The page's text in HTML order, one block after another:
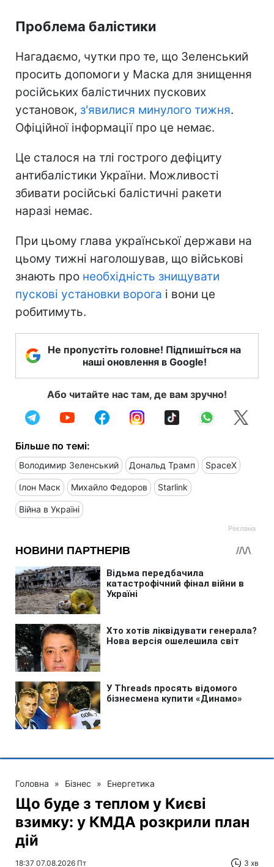
Проблема балістики
Нагадаємо, чутки про те, що Зеленський
просить допомоги у Маска для знищення
російських балістичних пускових
установок, з'явилися минулого тижня.
Офіційної інформації про це немає.
Це сталося на тлі гострого дефіциту
антибалістики України. Можливості
збивати російські балістичні ракети
наразі немає.
При цьому глава української держави на
цьому тижні наголошував, що військові
знають про необхідність знищувати
пускові установки ворога і вони це
робитимуть.
Не пропустіть головне! Підпишіться на
наші оновлення в Google!
Або читайте нас там, де вам зручно!
Більше по темі:
Володимир Зеленський Дональд Трамп SpaceX
Ілон Маск Михайло Федоров Starlink
Війна в Україні
Головна » Бізнес » Енергетика
Що буде з теплом у Києві
взимку: у КМДА розкрили план
дій
18:37 07.08.2026 Пт 3 хв